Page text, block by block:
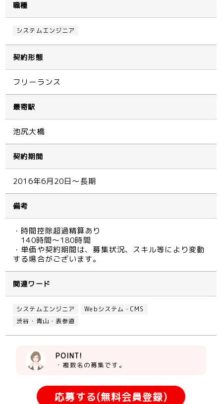
職種
システムエンジニア
契約形態
フリーランス
最寄駅
池尻大橋
契約期間
2016年6月20日～長期
備考
・時間控除超過精算あり
140時間～180時間
・単価や契約期間は、募集状況、スキル等により変動
する場合がございます。
関連ワード
システムエンジニア
Webシステム・CMS
渋谷・青山・表参道
POINT!
・複数名の募集です。
応募する(無料会員登録)